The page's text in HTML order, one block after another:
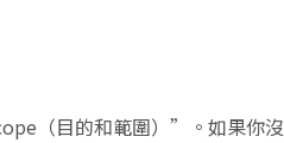
（目的和範圍）”。如果你